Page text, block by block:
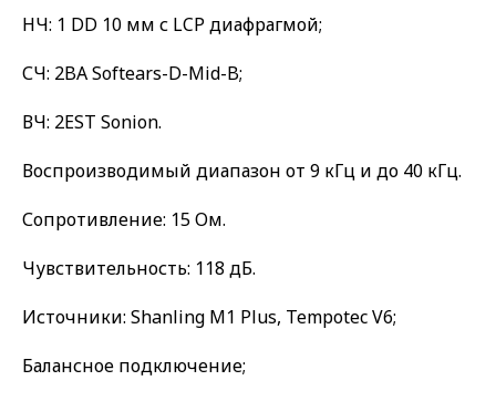
НЧ: 1 DD 10 мм с LCP диафрагмой;
СЧ: 2BA Softears-D-Mid-B;
ВЧ: 2EST Sonion.
Воспроизводимый диапазон от 9 кГц и до 40 кГц.
Сопротивление: 15 Ом.
Чувствительность: 118 дБ.
Источники: Shanling M1 Plus, Tempotec V6;
Балансное подключение;